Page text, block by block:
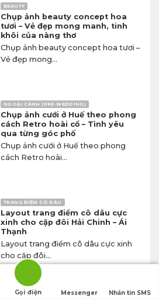
BEAUTY
Chụp ảnh beauty concept hoa
tươi – Vẻ đẹp mong manh, tinh
khôi của nàng thơ
Chụp ảnh beauty concept hoa tươi –
Vẻ đẹp mong...
NGOẠI CẢNH (PRE-WEDDING)
Chụp ảnh cưới ở Huế theo phong
cách Retro hoài cổ – Tình yêu
qua từng góc phố
Chụp ảnh cưới ở Huế theo phong
cách Retro hoài...
TRANG ĐIỂM CÔ DÂU
Layout trang điểm cô dâu cực
xinh cho cặp đôi Hải Chinh – Ái
Thạnh
Layout trang điểm cô dâu cực xinh
cho cặp đôi...
Gọi điện Messenger Nhắn tin SMS